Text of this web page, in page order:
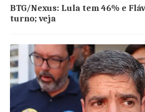
BTG/Nexus: Lula tem 46% e
turno; veja